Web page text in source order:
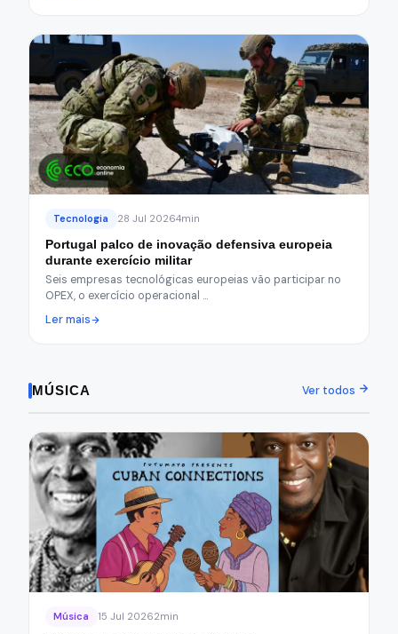
Tecnologia 28 Jul 20264min
Portugal palco de inovação defensiva europeia
durante exercício militar
Seis empresas tecnológicas europeias vão participar no
OPEX, o exercício operacional …
Ler mais
MÚSICA Ver todos
Música 15 Jul 20262min